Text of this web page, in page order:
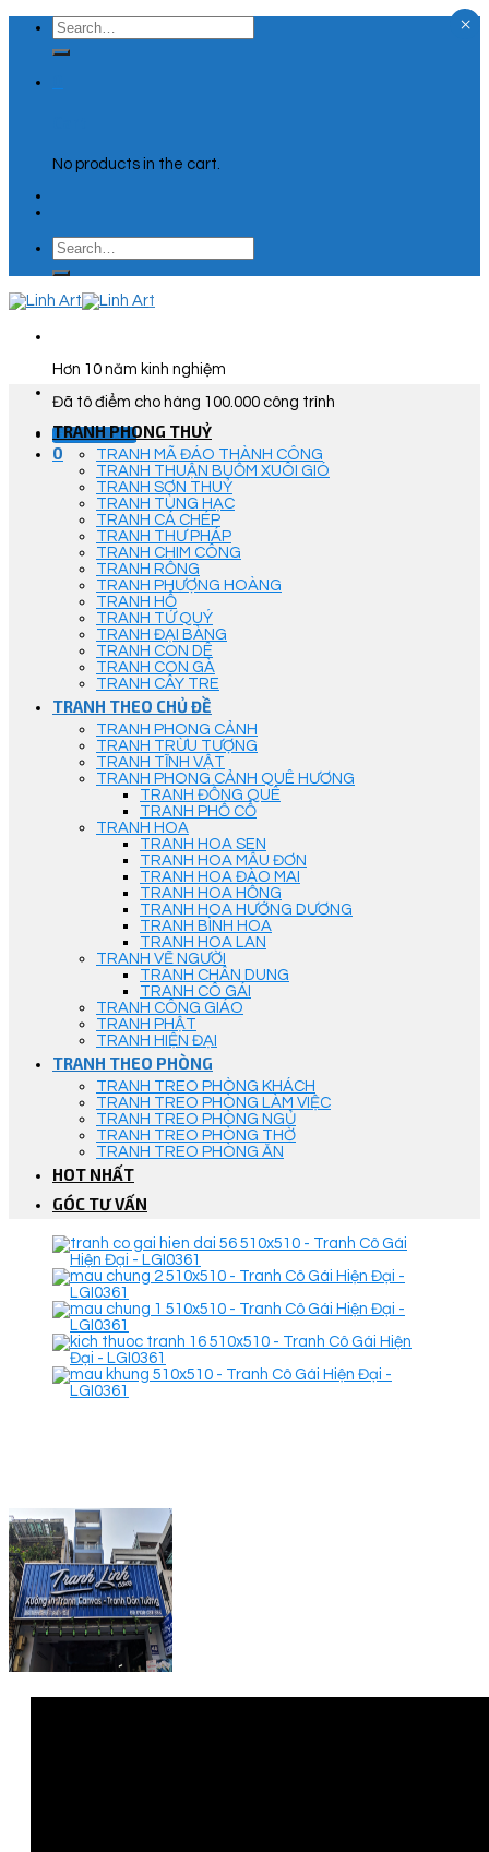
Skip
content
Search
for:
No products in the cart.
Search
for:
Hơn 10 năm kinh nghiệm
Đã tô điểm cho hàng 100.000 công trình
Góc Tư Vấn
0
TRANH PHONG THUỶ
TRANH MÃ ĐÁO THÀNH CÔNG
TRANH THUẬN BUỒM XUÔI GIÓ
TRANH SƠN THUỶ
TRANH TÙNG HẠC
TRANH CÁ CHÉP
TRANH THƯ PHÁP
TRANH CHIM CÔNG
TRANH RỒNG
TRANH PHƯỢNG HOÀNG
TRANH HỔ
TRANH TỨ QUÝ
TRANH ĐẠI BÀNG
TRANH CON DÊ
TRANH CON GÀ
TRANH CÂY TRE
TRANH THEO CHỦ ĐỀ
TRANH PHONG CẢNH
TRANH TRỪU TƯỢNG
TRANH TĨNH VẬT
TRANH PHONG CẢNH QUÊ HƯƠNG
TRANH ĐỒNG QUÊ
TRANH PHỐ CỔ
TRANH HOA
TRANH HOA SEN
TRANH HOA MẪU ĐƠN
TRANH HOA ĐÀO MAI
TRANH HOA HỒNG
TRANH HOA HƯỚNG DƯƠNG
TRANH BÌNH HOA
TRANH HOA LAN
TRANH VẼ NGƯỜI
TRANH CHÂN DUNG
TRANH CÔ GÁI
TRANH CÔNG GIÁO
TRANH PHẬT
TRANH HIỆN ĐẠI
TRANH THEO PHÒNG
TRANH TREO PHÒNG KHÁCH
TRANH TREO PHÒNG LÀM VIỆC
TRANH TREO PHÒNG NGỦ
TRANH TREO PHÒNG THỜ
TRANH TREO PHÒNG ĂN
HOT NHẤT
GÓC TƯ VẤN
×